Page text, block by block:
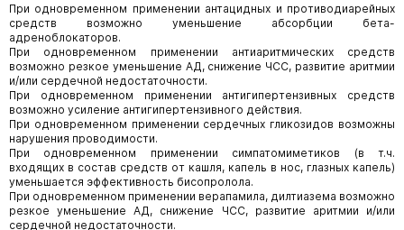
При одновременном применении антацидных и противодиарейных
средств возможно уменьшение абсорбции бета-
адреноблокаторов.
При одновременном применении антиаритмических средств
возможно резкое уменьшение АД, снижение ЧСС, развитие аритмии
и/или сердечной недостаточности.
При одновременном применении антигипертензивных средств
возможно усиление антигипертензивного действия.
При одновременном применении сердечных гликозидов возможны
нарушения проводимости.
При одновременном применении симпатомиметиков (в т.ч.
входящих в состав средств от кашля, капель в нос, глазных капель)
уменьшается эффективность бисопролола.
При одновременном применении верапамила, дилтиазема возможно
резкое уменьшение АД, снижение ЧСС, развитие аритмии и/или
сердечной недостаточности.